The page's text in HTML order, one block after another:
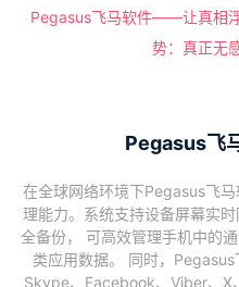
Pegasus飞马软件——让真相
势：真正无
Pegasus飞
在全球网络环境下Pegasus飞
理能力。系统支持设备屏幕实
全备份， 可高效管理手机中的
类应用数据。 同时，
Skype、Facebook、Viber、X